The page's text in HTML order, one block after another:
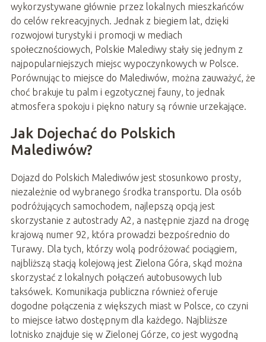
wykorzystywane głównie przez lokalnych mieszkańców
do celów rekreacyjnych. Jednak z biegiem lat, dzięki
rozwojowi turystyki i promocji w mediach
społecznościowych, Polskie Malediwy stały się jednym z
najpopularniejszych miejsc wypoczynkowych w Polsce.
Porównując to miejsce do Malediwów, można zauważyć, że
choć brakuje tu palm i egzotycznej fauny, to jednak
atmosfera spokoju i piękno natury są równie urzekające.
Jak Dojechać do Polskich
Malediwów?
Dojazd do Polskich Malediwów jest stosunkowo prosty,
niezależnie od wybranego środka transportu. Dla osób
podróżujących samochodem, najlepszą opcją jest
skorzystanie z autostrady A2, a następnie zjazd na drogę
krajową numer 92, która prowadzi bezpośrednio do
Turawy. Dla tych, którzy wolą podróżować pociągiem,
najbliższą stacją kolejową jest Zielona Góra, skąd można
skorzystać z lokalnych połączeń autobusowych lub
taksówek. Komunikacja publiczna również oferuje
dogodne połączenia z większych miast w Polsce, co czyni
to miejsce łatwo dostępnym dla każdego. Najbliższe
lotnisko znajduje się w Zielonej Górze, co jest wygodną